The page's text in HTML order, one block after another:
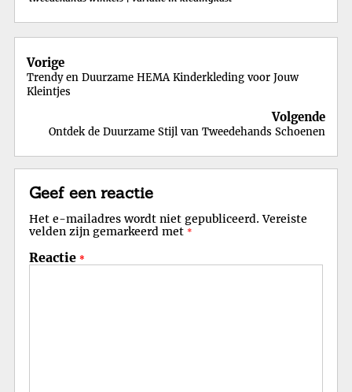
Berichtnavigatie
Vorige
Trendy en Duurzame HEMA Kinderkleding voor Jouw
Kleintjes
Volgende
Ontdek de Duurzame Stijl van Tweedehands Schoenen
Geef een reactie
Het e-mailadres wordt niet gepubliceerd. Vereiste
velden zijn gemarkeerd met *
Reactie *